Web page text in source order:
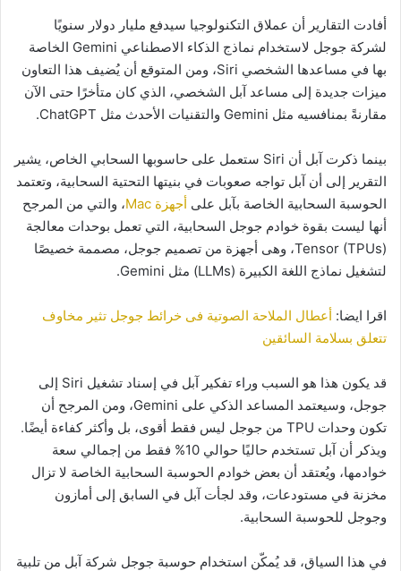
أفادت التقارير أن عملاق التكنولوجيا سيدفع مليار دولار سنويًا
لشركة جوجل لاستخدام نماذج الذكاء الاصطناعي Gemini الخاصة
بها في مساعدها الشخصي Siri، ومن المتوقع أن يُضيف هذا التعاون
ميزات جديدة إلى مساعد آبل الشخصي، الذي كان متأخرًا حتى الآن
مقارنةً بمنافسيه مثل Gemini والتقنيات الأحدث مثل ChatGPT.
بينما ذكرت آبل أن Siri ستعمل على حاسوبها السحابي الخاص، يشير
التقرير إلى أن آبل تواجه صعوبات في بنيتها التحتية السحابية، وتعتمد
الحوسبة السحابية الخاصة بآبل على أجهزة Mac
، والتي من المرجح
أنها ليست بقوة خوادم جوجل السحابية، التي تعمل بوحدات معالجة
Tensor (TPUs)، وهى أجهزة من تصميم جوجل، مصممة خصيصًا
لتشغيل نماذج اللغة الكبيرة (LLMs) مثل Gemini.
اقرا ايضا: أعطال الملاحة الصوتية فى خرائط جوجل تثير مخاوف
تتعلق بسلامة السائقين
قد يكون هذا هو السبب وراء تفكير آبل في إسناد تشغيل Siri إلى
جوجل، وسيعتمد المساعد الذكي على Gemini، ومن المرجح أن
تكون وحدات TPU من جوجل ليس فقط أقوى، بل وأكثر كفاءة أيضًا.
ويذكر أن آبل تستخدم حاليًا حوالي 10% فقط من إجمالي سعة
خوادمها، ويُعتقد أن بعض خوادم الحوسبة السحابية الخاصة لا تزال
مخزنة في مستودعات، وقد لجأت آبل في السابق إلى أمازون
وجوجل للحوسبة السحابية.
في هذا السياق، قد يُمكّن استخدام حوسبة جوجل شركة آبل من تلبية